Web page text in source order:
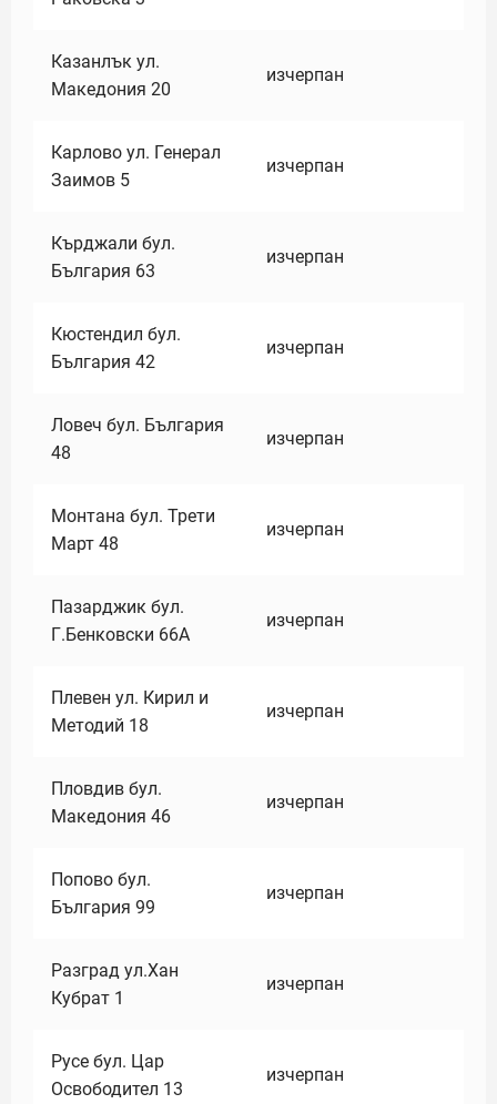
Казанлък ул.
Македония 20
изчерпан
Карлово ул. Генерал
Заимов 5
изчерпан
Кърджали бул.
България 63
изчерпан
Кюстендил бул.
България 42
изчерпан
Ловеч бул. България
48
изчерпан
Монтана бул. Трети
Март 48
изчерпан
Пазарджик бул.
Г.Бенковски 66А
изчерпан
Плевен ул. Кирил и
Методий 18
изчерпан
Пловдив бул.
Македония 46
изчерпан
Попово бул.
България 99
изчерпан
Разград ул.Хан
Кубрат 1
изчерпан
Русе бул. Цар
Освободител 13
изчерпан